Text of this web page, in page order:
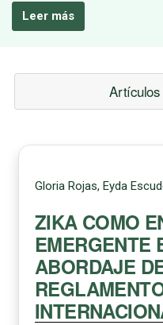
Leer más
Gloria Rojas, Eyda
ZIKA COMO
EMERGENTE
ABORDAJE